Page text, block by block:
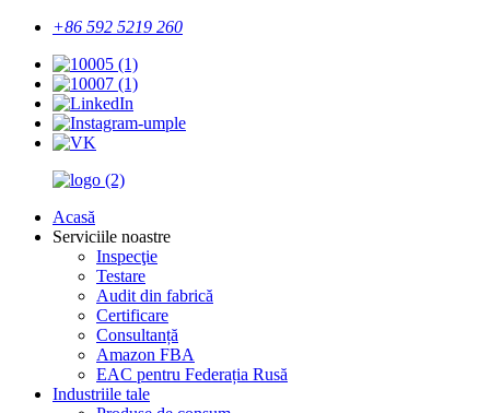
+86 592 5219 260
Acasă
Serviciile noastre
Inspecţie
Testare
Audit din fabrică
Certificare
Consultanță
Amazon FBA
EAC pentru Federația Rusă
Industriile tale